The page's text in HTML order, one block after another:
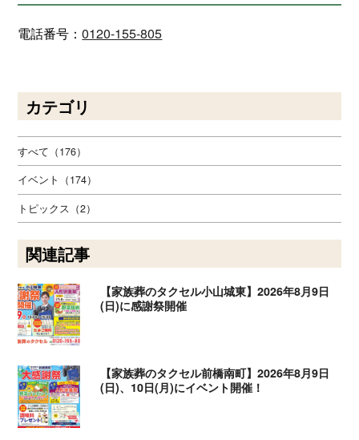
電話番号：0120-155-805
カテゴリ
すべて（176）
イベント（174）
トピックス（2）
関連記事
【家族葬のタクセル小山城東】2026年8月9日
(日)に感謝祭開催
【家族葬のタクセル前橋南町】2026年8月9日
(日)、10日(月)にイベント開催！